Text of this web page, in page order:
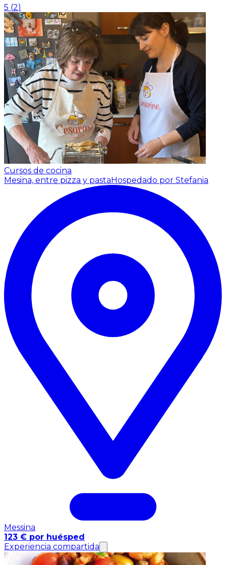
5 (2)
Cursos de cocina
Mesina, entre pizza y pastaHospedado por Stefania
Messina
123 € por huésped
Experiencia compartida